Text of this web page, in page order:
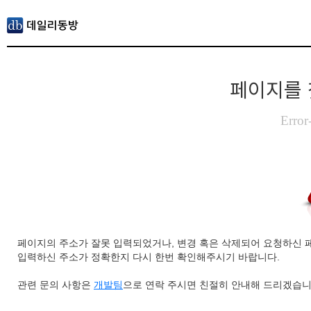
페이지를
페이지의 주소가 잘못 입력되었거나, 변경 혹은 삭제되어 요청하신
입력하신 주소가 정확한지 다시 한번 확인해주시기 바랍니다.
관련 문의 사항은 개발팀 으로 연락 주시면 친절히 안내해 드리겠습